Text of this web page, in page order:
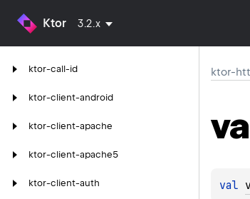
Ktor 3.2.x
ktor-call-id
ktor-client-android
ktor-client-apache
ktor-client-apache5
ktor-client-auth
ktor-
val